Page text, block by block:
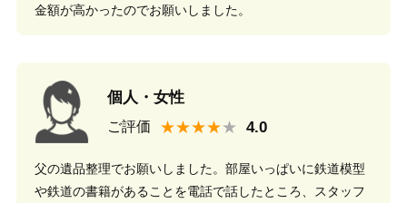
金額が高かったのでお願いしました。
個人・女性
ご評価 ★★★★
父の遺品整理でお願いしました。部屋いっぱいに鉄道模型
や鉄道の書籍があることを電話で話したところ、スタッフ